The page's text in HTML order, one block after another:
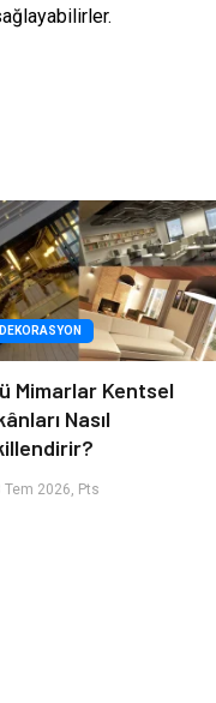
DEKORASYON
Mimarlar Kentsel
Nasıl
2026, Pts